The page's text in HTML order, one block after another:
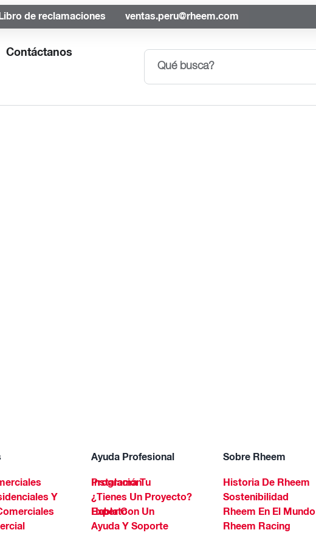
de reclamaciones ventas.peru@rheem.com
Contáctanos
Ayuda Profesional
Programa Tu Instalación
¿Tienes Un Proyecto?
Habla Con Un Experto
Ayuda Y Soporte
Sobre Rheem
Historia De Rheem
Sostenibilidad
Rheem En El Mundo
Rheem Racing